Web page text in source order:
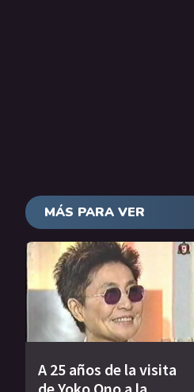
MÁS PARA VER
A 25 años de la visita